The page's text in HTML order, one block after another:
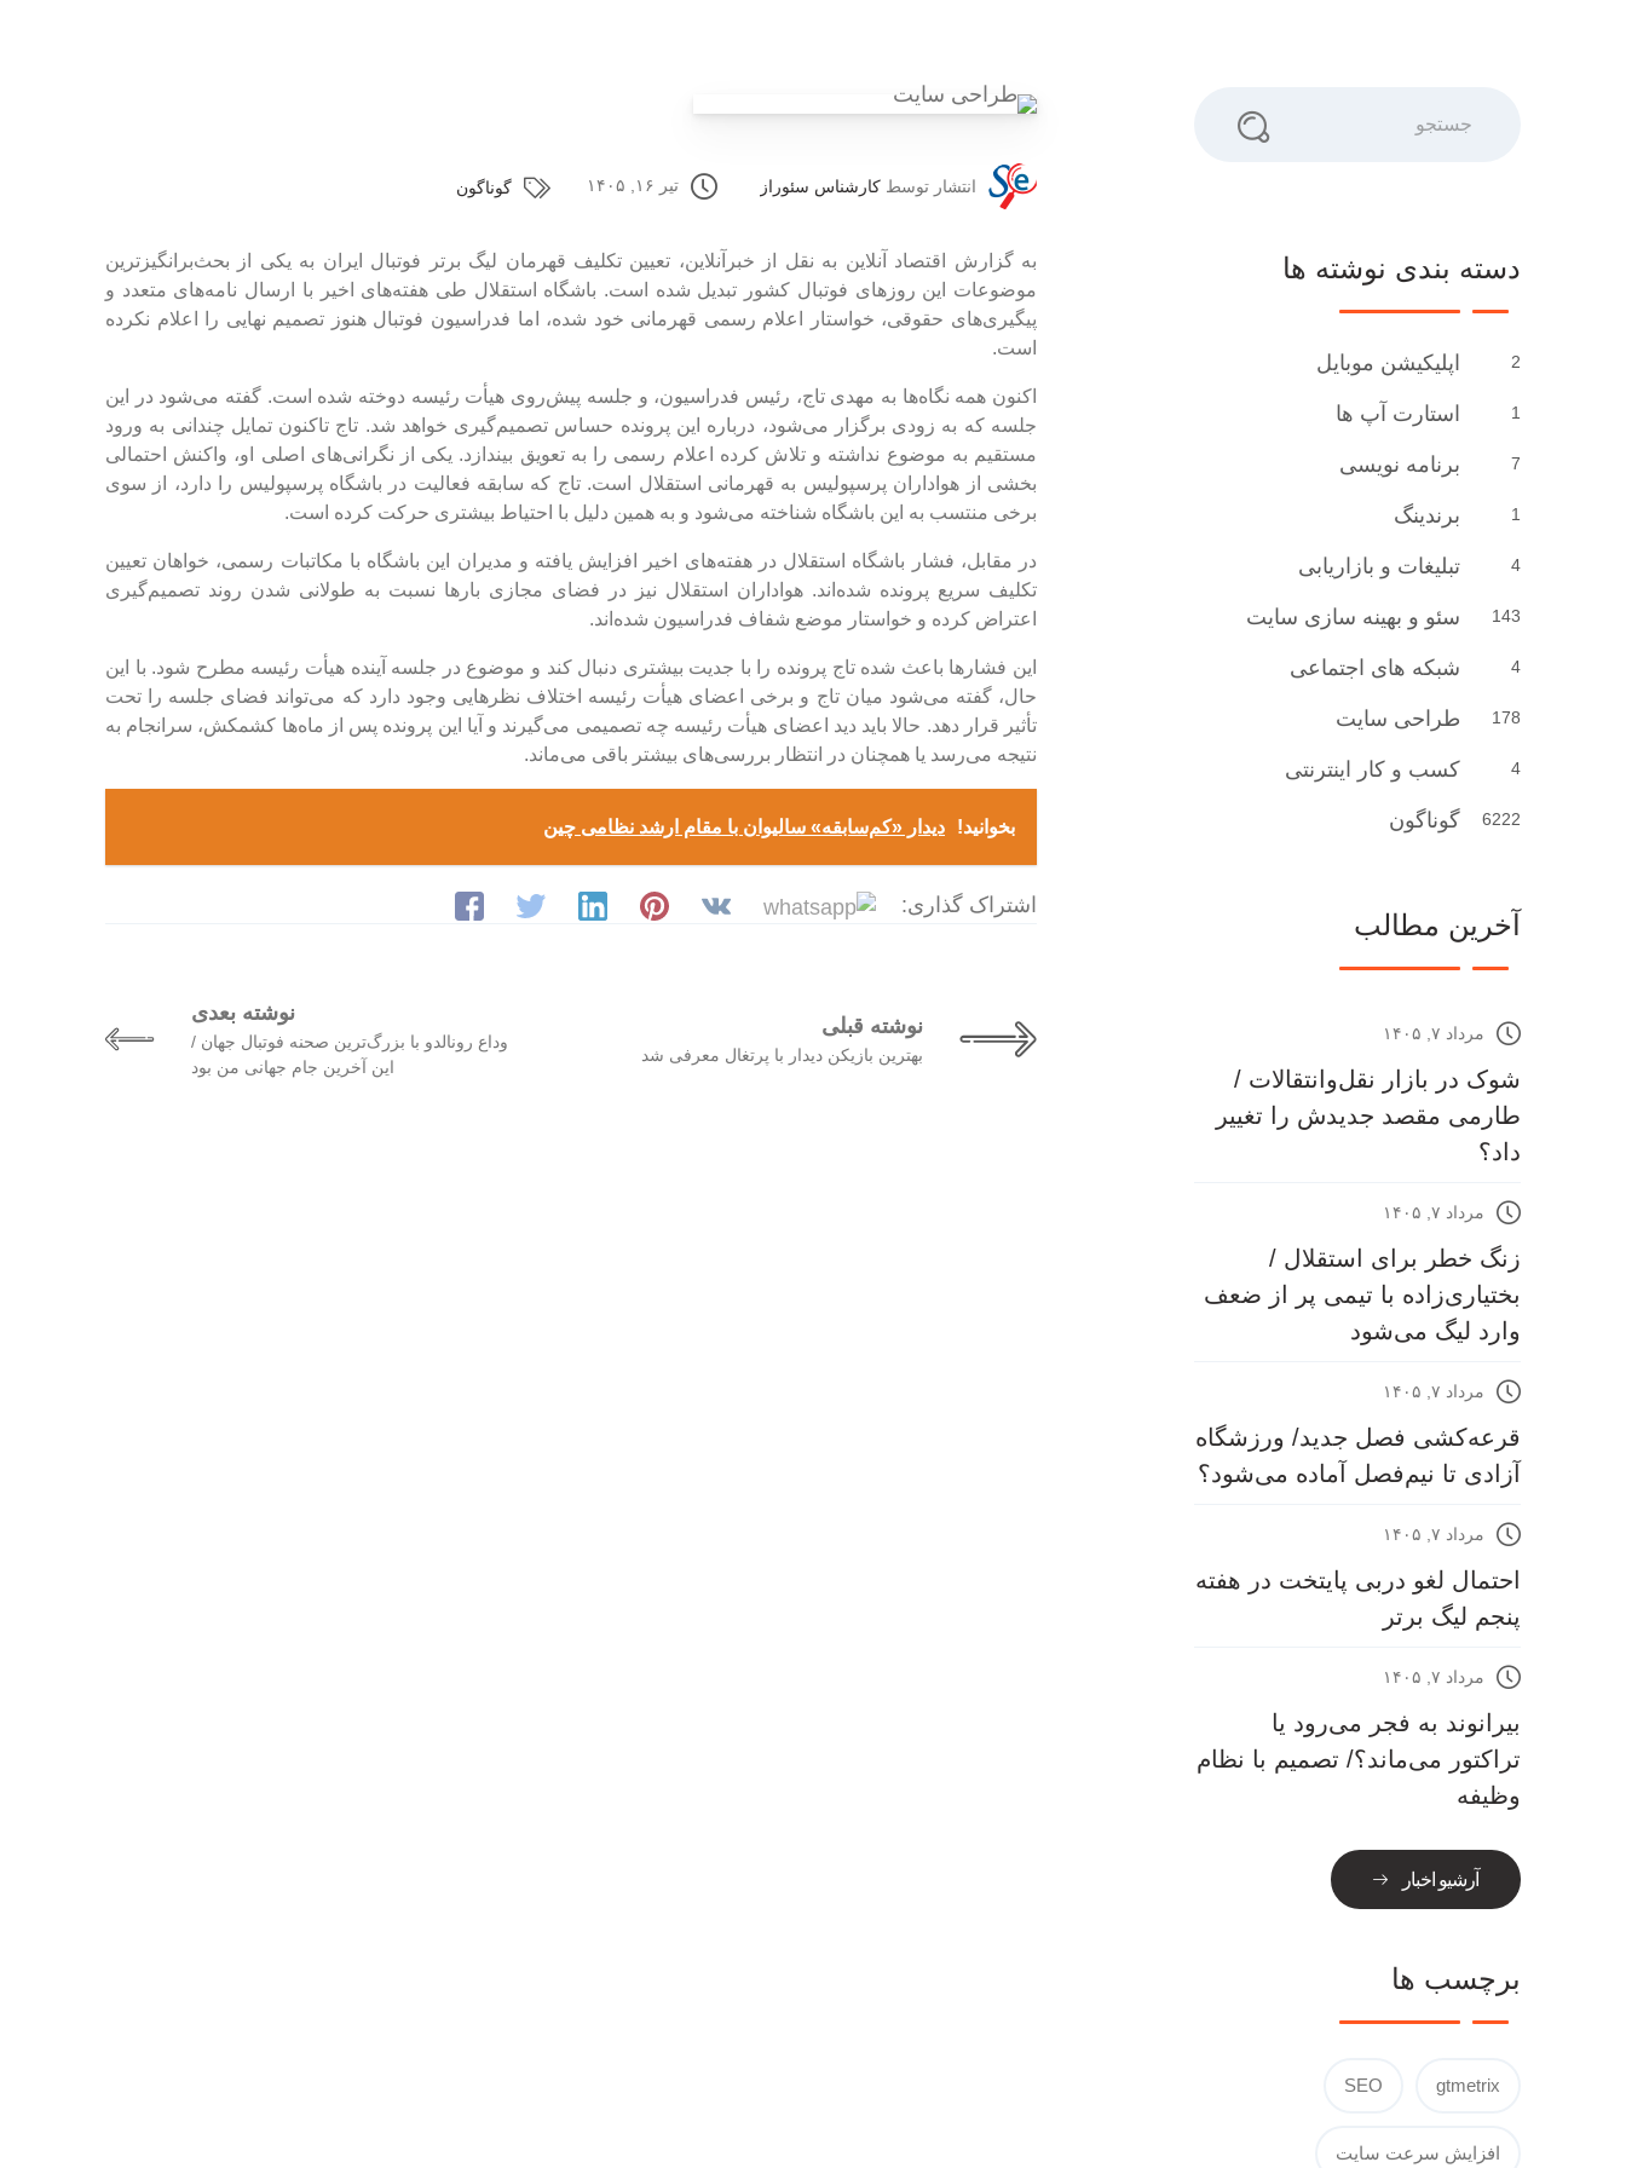
انتشار توسط کارشناس سئوراز تیر ۱۶, ۱۴۰۵ گوناگون
به گزارش اقتصاد آنلاین به نقل از خبرآنلاین، تعیین تکلیف قهرمان لیگ برتر فوتبال ایران به یکی از بحث‌برانگیزترین
موضوعات این روزهای فوتبال کشور تبدیل شده است. باشگاه استقلال طی هفته‌های اخیر با ارسال نامه‌های متعدد و
پیگیری‌های حقوقی، خواستار اعلام رسمی قهرمانی خود شده، اما فدراسیون فوتبال هنوز تصمیم نهایی را اعلام نکرده
است.
اکنون همه نگاه‌ها به مهدی تاج، رئیس فدراسیون، و جلسه پیش‌روی هیأت رئیسه دوخته شده است. گفته می‌شود در این
جلسه که به زودی برگزار می‌شود، درباره این پرونده حساس تصمیم‌گیری خواهد شد. تاج تاکنون تمایل چندانی به ورود
مستقیم به موضوع نداشته و تلاش کرده اعلام رسمی را به تعویق بیندازد. یکی از نگرانی‌های اصلی او، واکنش احتمالی
بخشی از هواداران پرسپولیس به قهرمانی استقلال است. تاج که سابقه فعالیت در باشگاه پرسپولیس را دارد، از سوی
برخی منتسب به این باشگاه شناخته می‌شود و به همین دلیل با احتیاط بیشتری حرکت کرده است.
در مقابل، فشار باشگاه استقلال در هفته‌های اخیر افزایش یافته و مدیران این باشگاه با مکاتبات رسمی، خواهان تعیین
تکلیف سریع پرونده شده‌اند. هواداران استقلال نیز در فضای مجازی بارها نسبت به طولانی شدن روند تصمیم‌گیری
اعتراض کرده و خواستار موضع شفاف فدراسیون شده‌اند.
این فشارها باعث شده تاج پرونده را با جدیت بیشتری دنبال کند و موضوع در جلسه آینده هیأت رئیسه مطرح شود. با این
حال، گفته می‌شود میان تاج و برخی اعضای هیأت رئیسه اختلاف نظرهایی وجود دارد که می‌تواند فضای جلسه را تحت
تأثیر قرار دهد. حالا باید دید اعضای هیأت رئیسه چه تصمیمی می‌گیرند و آیا این پرونده پس از ماه‌ها کشمکش، سرانجام به
نتیجه می‌رسد یا همچنان در انتظار بررسی‌های بیشتر باقی می‌ماند.
بخوانید! دیدار «کم‌سابقه» سالیوان با مقام ارشد نظامی چین
اشتراک گذاری:
نوشته قبلی
بهترین بازیکن دیدار با پرتغال معرفی شد
نوشته بعدی
وداع رونالدو با بزرگ‌ترین صحنه فوتبال جهان /
این آخرین جام جهانی من بود
دسته بندی نوشته ها
2 اپلیکیشن موبایل
1 استارت آپ ها
7 برنامه نویسی
1 برندینگ
4 تبلیغات و بازاریابی
143 سئو و بهینه سازی سایت
4 شبکه های اجتماعی
178 طراحی سایت
4 کسب و کار اینترنتی
6222 گوناگون
آخرین مطالب
مرداد ۷, ۱۴۰۵
شوک در بازار نقل‌وانتقالات /
طارمی مقصد جدیدش را تغییر
داد؟
مرداد ۷, ۱۴۰۵
زنگ خطر برای استقلال /
بختیاری‌زاده با تیمی پر از ضعف
وارد لیگ می‌شود
مرداد ۷, ۱۴۰۵
قرعه‎‌کشی فصل جدید/ ورزشگاه
آزادی تا نیم‌فصل آماده می‌شود؟
مرداد ۷, ۱۴۰۵
احتمال لغو دربی پایتخت در هفته
پنجم لیگ برتر
مرداد ۷, ۱۴۰۵
بیرانوند به فجر می‌رود یا
تراکتور می‌ماند؟/ تصمیم با نظام
وظیفه
آرشیو اخبار
برچسب ها
gtmetrix
SEO
افزایش سرعت سایت